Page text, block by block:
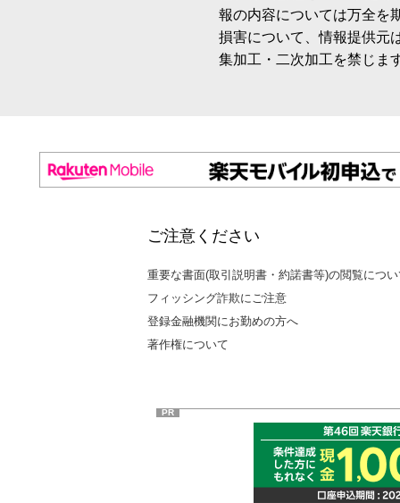
報の内容については万全を
損害について、情報提供元
集加工・二次加工を禁じま
ご注意ください
重要な書面(取引説明書・約諾書等)の閲覧につ
フィッシング詐欺にご注意
登録金融機関にお勤めの方へ
著作権について
PR